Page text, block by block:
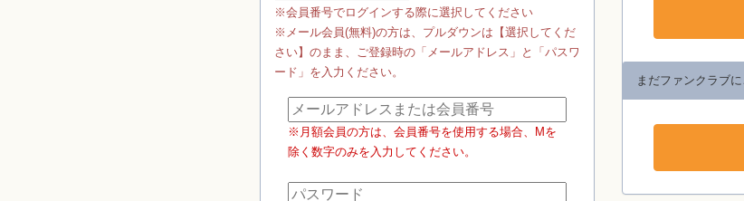
※会員番号でログインする際に選択してください
※メール会員(無料)の方は、プルダウンは【選択してくだ
さい】のまま、ご登録時の「メールアドレス」と「パスワ
ード」を入力ください。
※月額会員の方は、会員番号を使用する場合、Mを
除く数字のみを入力してください。
まだファンクラブ